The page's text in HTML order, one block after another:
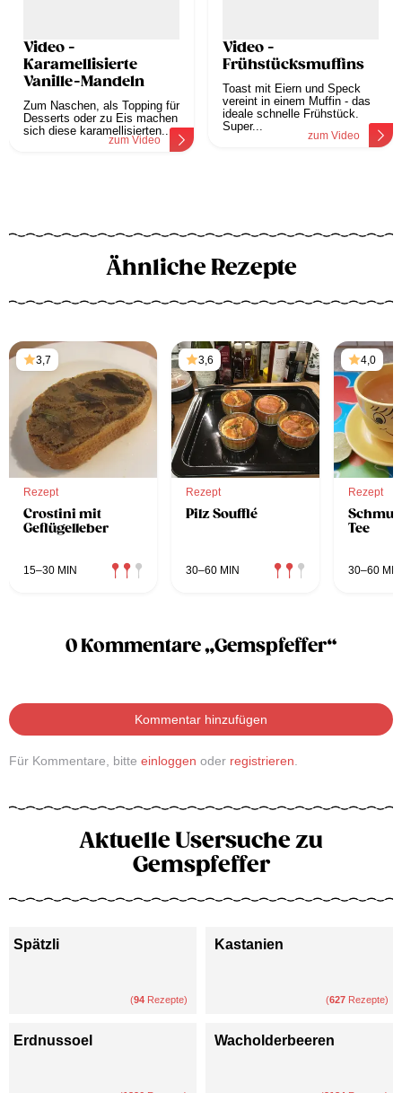
Video -
Karamellisierte
Vanille-Mandeln
Zum Naschen, als Topping für
Desserts oder zu Eis machen
sich diese karamellisierten...
zum Video
Video -
Frühstücksmuffins
Toast mit Eiern und Speck
vereint in einem Muffin - das
ideale schnelle Frühstück.
Super...
zum Video
Ähnliche Rezepte
3,7
Rezept
Crostini mit
Geflügelleber
15–30 MIN
3,6
Rezept
Pilz Soufflé
30–60 MIN
4,0
Rezept
Tee
30–60 MIN
0 Kommentare „Gemspfeffer“
Kommentar hinzufügen
Für Kommentare, bitte einloggen oder registrieren.
Aktuelle Usersuche zu
Gemspfeffer
Spätzli
(94 Rezepte)
Kastanien
(627 Rezepte)
Erdnussoel Wacholderbeeren